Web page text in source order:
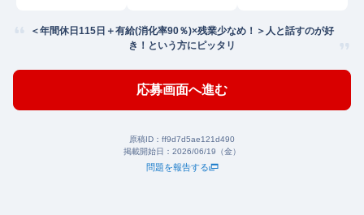
＜年間休日115日＋有給(消化率90％)×残業少なめ！＞人と話すのが好
き！という方にピッタリ
応募画面へ進む
原稿ID： ff9d7d5ae121d490
掲載開始日： 2026/06/19（金）
問題を報告する